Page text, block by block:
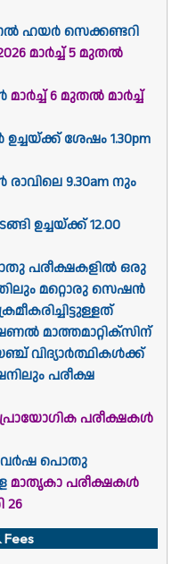
ഹയർ സെക്കണ്ടറി
മാർച്ച് 5 മുതൽ
മാർച്ച് 6 മുതൽ മാർച്ച്
ശേഷം 1.30pm
9.30am നും
ഉച്ചയ്ക്ക് 12.00
പരീക്ഷകളിൽ ഒരു
മറ്റൊരു സെഷൻ
മാത്തമാറ്റിക്‌സിന്
വിദ്യാർത്ഥികൾക്ക്
പരീക്ഷ
പ്രായോഗിക പരീക്ഷകൾ
വർഷ പൊതു
മാതൃകാ പരീക്ഷകൾ
Fees